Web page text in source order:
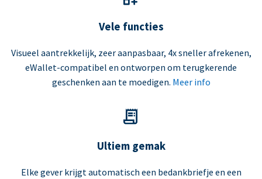
Vele functies
Visueel aantrekkelijk, zeer aanpasbaar, 4x sneller afrekenen,
eWallet-compatibel en ontworpen om terugkerende
geschenken aan te moedigen. Meer info
Ultiem gemak
Elke gever krijgt automatisch een bedankbriefje en een